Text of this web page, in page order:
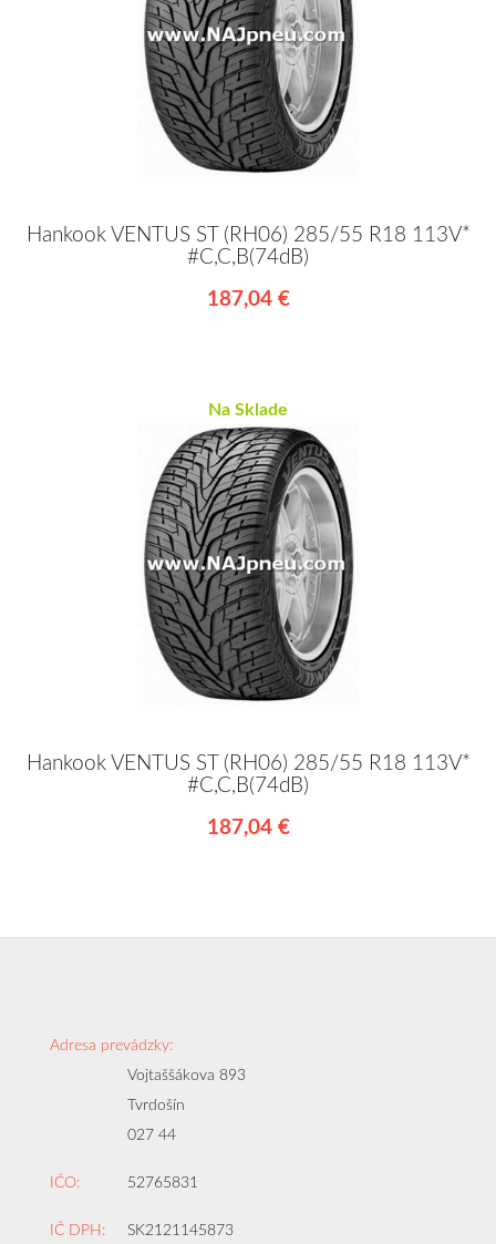
Hankook VENTUS ST (RH06) 285/55 R18 113V*
#C,C,B(74dB)
187,04 €
Na Sklade
Hankook VENTUS ST (RH06) 285/55 R18 113V*
#C,C,B(74dB)
187,04 €
Adresa prevádzky:
Vojtaššákova 893
Tvrdošín
027 44
IČO: 52765831
IČ DPH: SK2121145873